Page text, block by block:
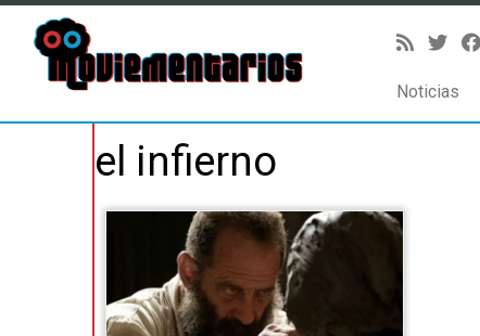
Noticias
el infierno